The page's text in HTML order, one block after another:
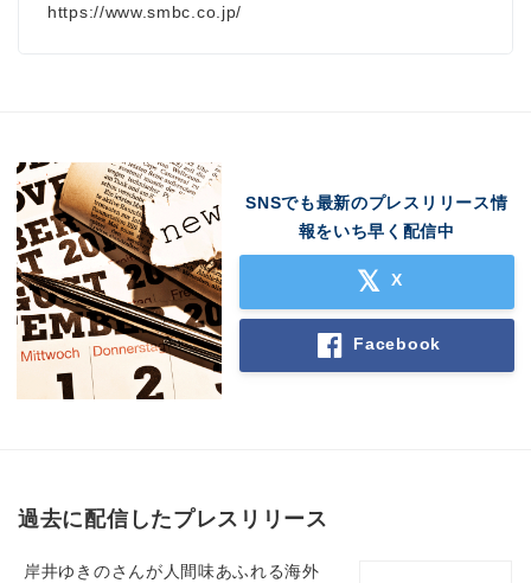
https://www.smbc.co.jp/
SNSでも最新のプレスリリース情
報をいち早く配信中
X
Facebook
過去に配信したプレスリリース
岸井ゆきのさんが人間味あふれる海外